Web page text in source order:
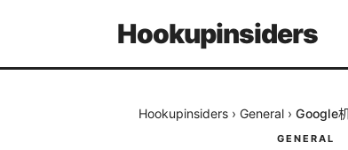
Hookupinsiders
Hookupinsiders › General › Google
GENERAL